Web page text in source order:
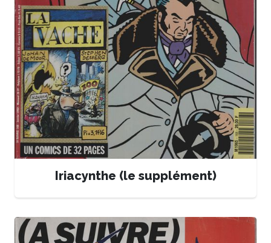
Iriacynthe (le supplément)